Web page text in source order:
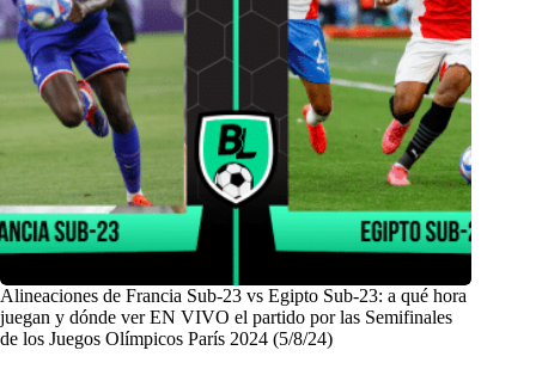
Alineaciones de Francia Sub-23 vs Egipto Sub-23: a qué hora
juegan y dónde ver EN VIVO el partido por las Semifinales
de los Juegos Olímpicos París 2024 (5/8/24)